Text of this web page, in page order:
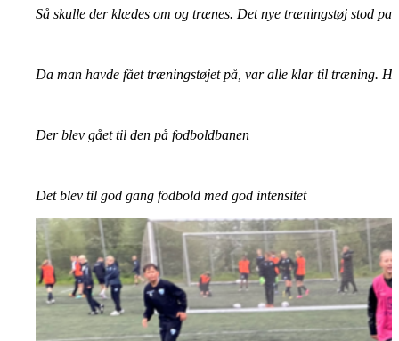
Så skulle der klædes om og trænes. Det nye træningstøj stod
Da man havde fået træningstøjet på, var alle klar til træning.
Der blev gået til den på fodboldbanen
Det blev til god gang fodbold med god intensitet